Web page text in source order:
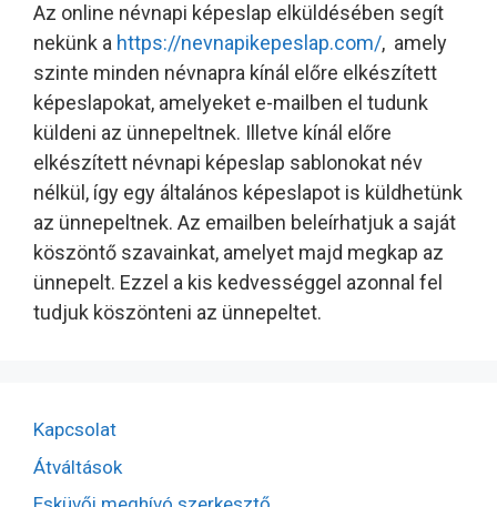
Az online névnapi képeslap elküldésében segít
nekünk a https://nevnapikepeslap.com/, amely
szinte minden névnapra kínál előre elkészített
képeslapokat, amelyeket e-mailben el tudunk
küldeni az ünnepeltnek. Illetve kínál előre
elkészített névnapi képeslap sablonokat név
nélkül, így egy általános képeslapot is küldhetünk
az ünnepeltnek. Az emailben beleírhatjuk a saját
köszöntő szavainkat, amelyet majd megkap az
ünnepelt. Ezzel a kis kedvességgel azonnal fel
tudjuk köszönteni az ünnepeltet.
Kapcsolat
Átváltások